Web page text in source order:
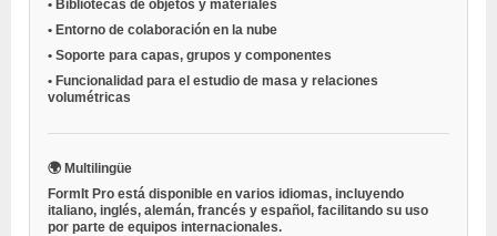
• Bibliotecas de objetos y materiales
• Entorno de colaboración en la nube
• Soporte para capas, grupos y componentes
• Funcionalidad para el estudio de masa y relaciones
volumétricas
🌍 Multilingüe
FormIt Pro está disponible en varios idiomas, incluyendo
italiano, inglés, alemán, francés y español, facilitando su uso
por parte de equipos internacionales.